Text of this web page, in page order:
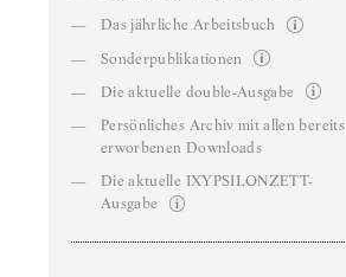
—
Das jährliche Arbeitsbuch
—
Sonderpublikationen
—
Die aktuelle double-Ausgabe
—
Persönliches Archiv mit allen bereits
erworbenen Downloads
—
Die aktuelle IXYPSILONZETT-
Ausgabe